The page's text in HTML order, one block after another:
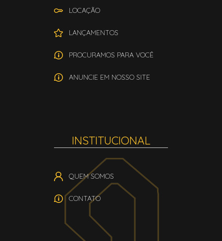
LOCAÇÃO
LANÇAMENTOS
PROCURAMOS PARA VOCÊ
ANUNCIE EM NOSSO SITE
INSTITUCIONAL
QUEM SOMOS
CONTATO